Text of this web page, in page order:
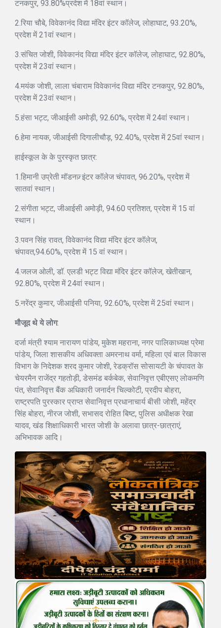
टनकपुर, 93.80%प्रदेश में 18वां स्थान।
2.रिया चौबे, विवेकानंद विद्या मंदिर इंटर कॉलेज, लोहाघाट, 93.20%,
प्रदेश में 21वां स्थान।
3.संचित जोशी, विवेकानंद विद्या मंदिर इंटर कॉलेज, लोहाघाट, 92.80%,
प्रदेश में 23वां स्थान।
4.मयंक जोशी, लाला चंबाराम विवेकानंद विद्या मंदिर टनकपुर, 92.80%,
प्रदेश में 23वां स्थान।
5.हंसा भट्ट, जीआईसी अमोड़ी, 92.60%, प्रदेश में 24वां स्थान।
6.हेमा नायक, जीआईसी दिगालीचौड़, 92.40%, प्रदेश में 25वां स्थान।
हाईस्कूल के के पुरस्कृत छात्र:
1.हिमानी उप्रेती मॉडनज़् इंटर कॉलेज चंपावत, 96.20%, प्रदेश में
सातवां स्थान।
2.संगीता भट्ट, जीआईसी अमोड़ी, 94.60 प्रतिशत, प्रदेश में 15 वां
स्थान।
3.पवन सिंह रावत, विवेकानंद विद्या मंदिर इंटर कॉलेज,
चंपावत,94.60%, प्रदेश में 15 वां स्थान।
4.जलज ओली, डॉ. एलडी भट्ट विद्या मंदिर इंटर कॉलेज, खेतीखान,
92.80%, प्रदेश में 24वां स्थान।
5.नरेंद्र कुमार, जीआईसी पनिया, 92.60%, प्रदेश में 25वां स्थान।
मौजूद थे ये लोग:
दर्जा मंत्री श्याम नारायण पांडेय, मुकेश महराना, नगर पालिकाध्यक्ष प्रेमा
पांडेय, जिला शासकीय अधिवक्ता अमरनाथ वर्मा, महिला एवं बाल विकास
विभाग के निदेशक शरद कुमार जोशी, रेडक्रॉस सोसायटी के चंपावत के
चेयरमैन राजेंद्र गहतोड़ी, डेसमंड बर्कबेक, सेवानिवृत्त एबीएसए लोकमणि
पंत, सेवानिवृत्त बैंक अधिकारी जनार्दन चिल्कोटी, प्रदीप बोहरा,
राष्ट्रपति पुरस्कार प्राप्त सेवानिवृत्त प्रधानाचार्य बीसी जोशी, महेंद्र
सिंह बोहरा, नीरज जोशी, सभासद रोहित बिष्ट, पुलिस अधीक्षक रेखा
यादव, खंड शिक्षाधिकारी भारत जोशी के अलावा छात्र-छात्राएं,
अभिभावक आदि।